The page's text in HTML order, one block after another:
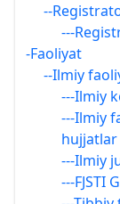
--
---
-Faoliyat
--Ilmiy
---Ilmiy
---Ilmiy
hujjatlar
---Ilmiy
---FJSTI